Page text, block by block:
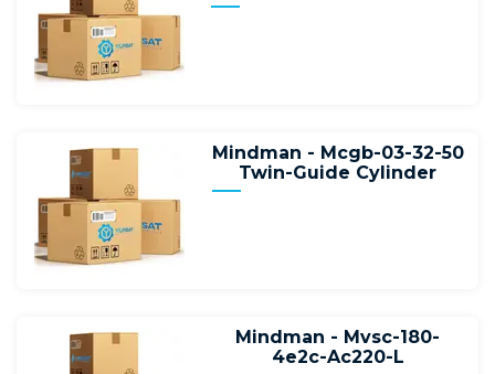
Mindman - Mcgb-03-32-50
Twin-Guide Cylinder
Mindman - Mvsc-180-
4e2c-Ac220-L